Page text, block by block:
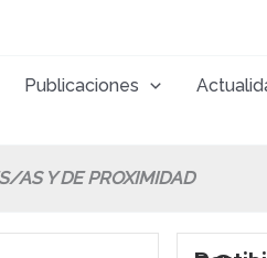
Publicaciones
AS Y DE PROXIMIDAD